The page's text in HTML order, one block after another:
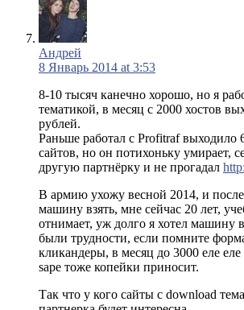
Андрей
8 Январь 2014 at 3:53
8-10 тысяч канечно хорошо, но я
тематикой, в месяц с 2000 хостов
рублей.
Раньше работал с Profitraf выходило
сайтов, но он потихоньку умирает,
другую партнёрку и не прогадал
В армию ухожу весной 2014, и
машину взять, мне сейчас 20 лет,
отнимает, уж долго я хотел машину
были трудности, если помните
кликандеры, в месяц до 3000 еле
sape тоже копейки приносит.
Так что у кого сайты с download